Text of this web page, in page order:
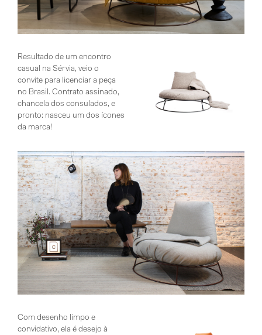
Resultado de um encontro
casual na Sérvia, veio o
convite para licenciar a peça
no Brasil. Contrato assinado,
chancela dos consulados, e
pronto: nasceu um dos ícones
da marca!
Com desenho limpo e
convidativo, ela é desejo à